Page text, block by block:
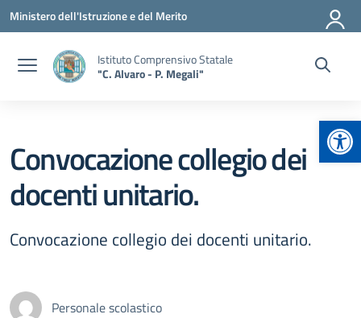
Vai ai contenuti
Vai al menu di navigazione
Vai al footer
Ministero dell'Istruzione e del Merito
Istituto Comprensivo Statale
"C. Alvaro - P. Megali"
Convocazione collegio dei
docenti unitario.
Convocazione collegio dei docenti unitario.
Personale scolastico